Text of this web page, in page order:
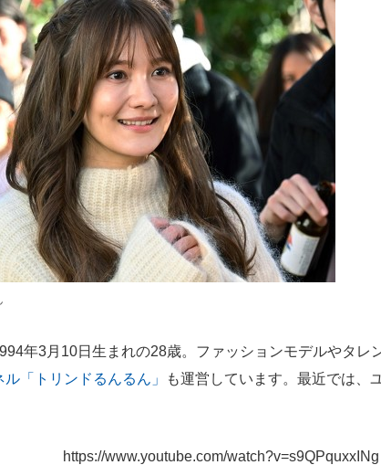
年3月10日生まれの28歳。ファッションモデルやタレ
「トリンドるんるん」
も運営しています。最近では、
https://www.youtube.com/watch?v=s9QPquxxINg